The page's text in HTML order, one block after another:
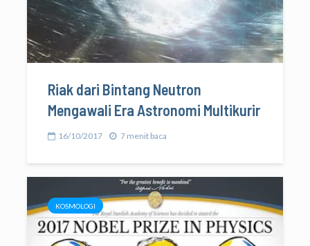
Riak dari Bintang Neutron
Mengawali Era Astronomi Multikurir
16/10/2017 7 menit baca
KOSMOLOGI